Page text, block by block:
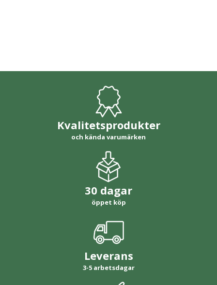
Kvalitetsprodukter
och kända varumärken
30 dagar
öppet köp
Leverans
3-5 arbetsdagar